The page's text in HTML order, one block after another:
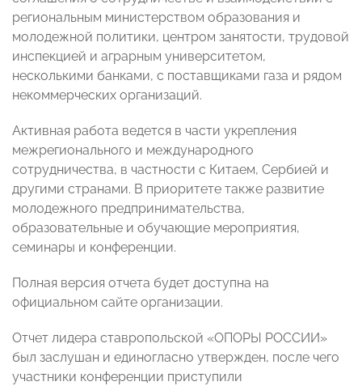
региональным министерством образования и
молодежной политики, центром занятости, трудовой
инспекцией и аграрным университетом,
несколькими банками, с поставщиками газа и рядом
некоммерческих организаций.
Активная работа ведется в части укрепления
межрегионального и международного
сотрудничества, в частности с Китаем, Сербией и
другими странами. В приоритете также развитие
молодежного предпринимательства,
образовательные и обучающие мероприятия,
семинары и конференции.
Полная версия отчета будет доступна на
официальном сайте организации.
Отчет лидера ставропольской «ОПОРЫ РОССИИ»
был заслушан и единогласно утвержден, после чего
участники конференции приступили